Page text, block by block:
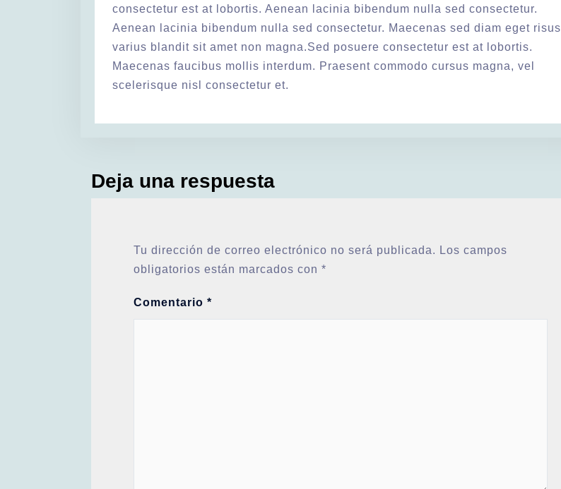
consectetur est at lobortis. Aenean lacinia bibendum nulla sed consectetur.
Aenean lacinia bibendum nulla sed consectetur. Maecenas sed diam eget risus
varius blandit sit amet non magna.Sed posuere consectetur est at lobortis.
Maecenas faucibus mollis interdum. Praesent commodo cursus magna, vel
scelerisque nisl consectetur et.
Deja una respuesta
Tu dirección de correo electrónico no será publicada. Los campos
obligatorios están marcados con *
Comentario *